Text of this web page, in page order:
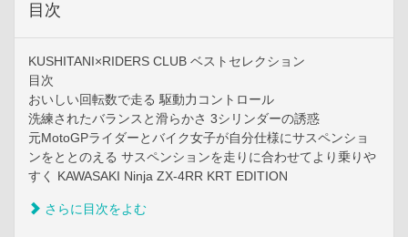
目次
KUSHITANI×RIDERS CLUB ベストセレクション
目次
おいしい回転数で走る 駆動力コントロール
洗練されたバランスと滑らかさ 3シリンダーの誘惑
元MotoGPライダーとバイク女子が自分仕様にサスペンショ
ンをととのえる サスペンションを走りに合わせてより乗りや
すく KAWASAKI Ninja ZX-4RR KRT EDITION
さらに目次をよむ